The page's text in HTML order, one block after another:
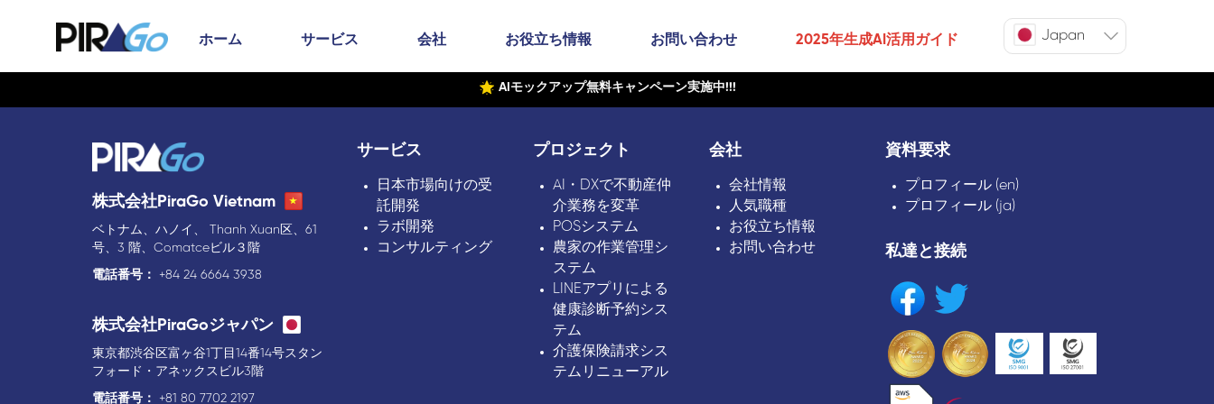
ホーム サービス 会社 お役立ち情報 お問い合わせ 2025年生成AI活用ガイド Japan
AIモックアップ無料キャンペーン実施中!!!
株式会社PiraGo Vietnam
ベトナム、ハノイ、 Thanh Xuan区、61
号、3 階、Comatceビル３階
電話番号：
+84 24 6664 3938
株式会社PiraGoジャパン
東京都渋谷区富ヶ谷1丁目14番14号スタン
フォード・アネックスビル3階
電話番号：
+81 80 7702 2197
サービス
日本市場向けの受
託開発
ラボ開発
コンサルティング
プロジェクト
AI・DXで不動産仲
介業務を変革
POSシステム
農家の作業管理シ
ステム
LINEアプリによる
健康診断予約シス
テム
介護保険請求シス
テムリニューアル
会社
会社情報
人気職種
お役立ち情報
お問い合わせ
資料要求
プロフィール (en)
プロフィール (ja)
私達と接続